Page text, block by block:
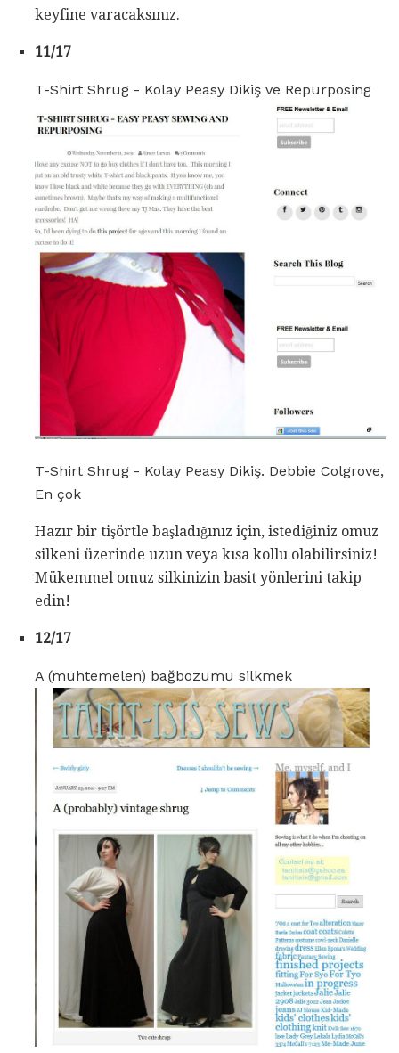
keyfine varacaksınız.
11/17
T-Shirt Shrug - Kolay Peasy Dikiş ve Repurposing
T-Shirt Shrug - Kolay Peasy Dikiş. Debbie Colgrove,
En çok
Hazır bir tişörtle başladığınız için, istediğiniz omuz
silkeni üzerinde uzun veya kısa kollu olabilirsiniz!
Mükemmel omuz silkinizin basit yönlerini takip
edin!
12/17
A (muhtemelen) bağbozumu silkmek